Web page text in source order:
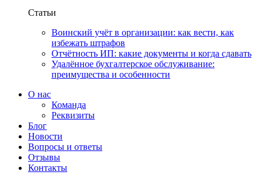
Статьи
Воинский учёт в организации: как вести, как
избежать штрафов
Отчётность ИП: какие документы и когда сдавать
Удалённое бухгалтерское обслуживание:
преимущества и особенности
О нас
Команда
Реквизиты
Блог
Новости
Вопросы и ответы
Отзывы
Контакты